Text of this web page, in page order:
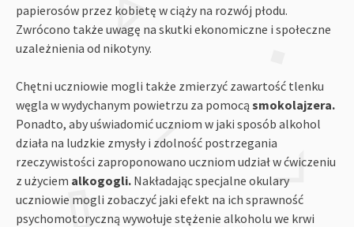
papierosów przez kobietę w ciąży na rozwój płodu.
Zwrócono także uwagę na skutki ekonomiczne i społeczne
uzależnienia od nikotyny.
Chętni uczniowie mogli także zmierzyć zawartość tlenku
węgla w wydychanym powietrzu za pomocą smokolajzera.
Ponadto, aby uświadomić uczniom w jaki sposób alkohol
działa na ludzkie zmysły i zdolność postrzegania
rzeczywistości zaproponowano uczniom udział w ćwiczeniu
z użyciem alkogogli. Nakładając specjalne okulary
uczniowie mogli zobaczyć jaki efekt na ich sprawność
psychomotoryczną wywołuje stężenie alkoholu we krwi